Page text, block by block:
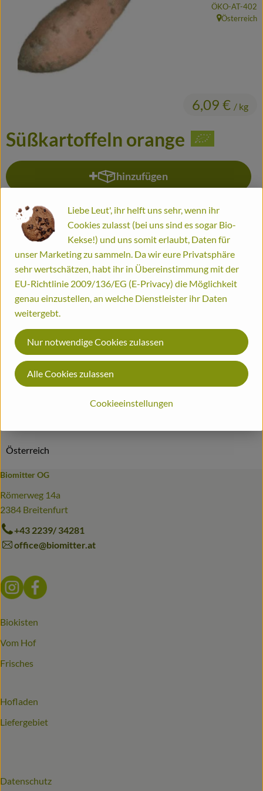
Frisches
Haltbares
Fertiggerichte
Gutscheine
So geht's
Liefergebiete
Service
Bestellinformationen
Biohof
Süßkartoffeln orange
6,09 € / kg
, Kontrollstelle:
ÖKO-AT-402
, Herkunft:
Österreich
hinzufügen
Produkt zum Warenkorb
kg
#1350 / kg
Dieser Artikel wird genau eingewogen.
Info Herkunft
Info
Produktinformationen
Österreich
Biomitter OG
Römerweg 14a
2384 Breitenfurt
+43 2239/ 34281
office@biomitter.at
Externer Link zu https://www.instagram.com/
Externer Link zu https://www.facebook.com/
Biokisten
Vom Hof
Frisches
Hofladen
Liefergebiet
Datenschutz
Liebe Leut', ihr helft uns sehr, wenn ihr
Cookies zulasst (bei uns sind es sogar Bio-
Kekse!) und uns somit erlaubt, Daten für
unser Marketing zu sammeln. Da wir eure Privatsphäre
sehr wertschätzen, habt ihr in Übereinstimmung mit der
EU-Richtlinie 2009/136/EG (E-Privacy) die Möglichkeit
genau einzustellen, an welche Dienstleister ihr Daten
weitergebt.
Cookieeinstellungen
Nur notwendige Cookies zulassen
Alle Cookies zulassen